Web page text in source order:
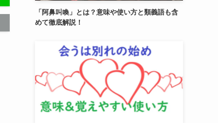
「阿鼻叫喚」とは？意味や使い方と類義語も含
めて徹底解説！